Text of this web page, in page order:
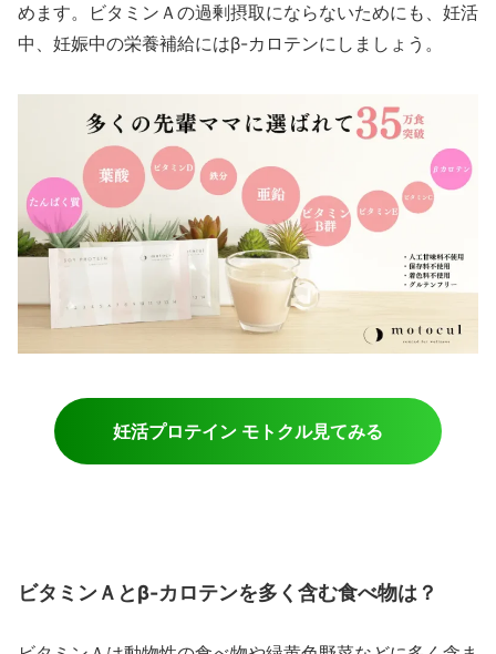
めます。ビタミンＡの過剰摂取にならないためにも、妊活
中、妊娠中の栄養補給にはβ-カロテンにしましょう。
妊活プロテイン モトクル見てみる
ビタミンＡとβ-カロテンを多く含む食べ物は？